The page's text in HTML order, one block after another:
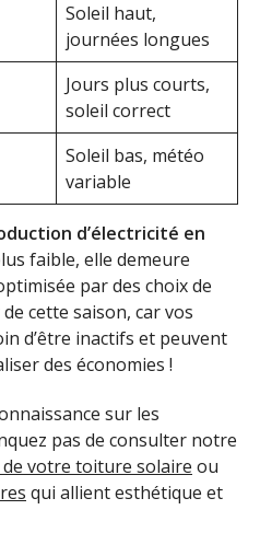
Soleil haut,
journées longues
Jours plus courts,
soleil correct
Soleil bas, météo
variable
d’électricité en
faible, elle demeure
par des choix de
cette saison, car vos
d’être inactifs et peuvent
des économies !
sur les
pas de consulter notre
votre toiture solaire ou
qui allient esthétique et